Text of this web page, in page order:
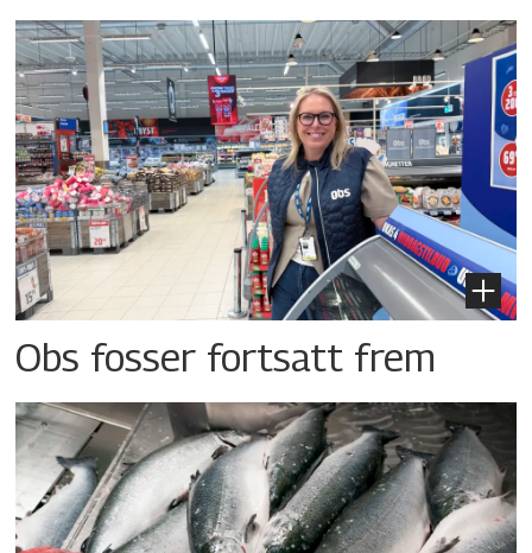
Obs fosser fortsatt frem